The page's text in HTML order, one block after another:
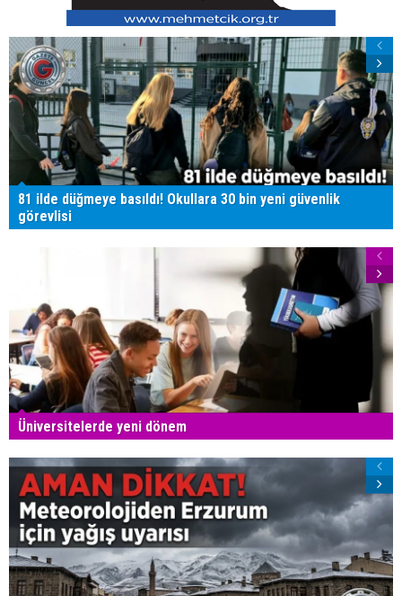
81 ilde düğmeye basıldı! Okullara 30 bin yeni güvenlik
görevlisi
Üniversitelerde yeni dönem